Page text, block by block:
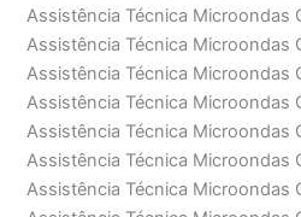
Assistência Técnica Microondas
Assistência Técnica Microondas
Assistência Técnica Microondas
Assistência Técnica Microondas
Assistência Técnica Microondas
Assistência Técnica Microondas
Assistência Técnica Microondas